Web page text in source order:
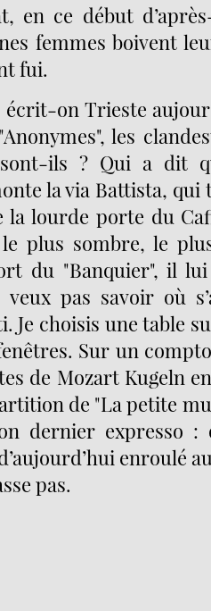
en ce début
femmes boivent
fui.
écrit-on Trieste
les
ils ? Qui a dit
la via Battista, qui
la lourde porte du
plus sombre, le
du "Banquier", il
veux pas savoir où
Je choisis une table
Sur un
de Mozart Kugeln
de "La petite
dernier expresso :
enroulé
pas.